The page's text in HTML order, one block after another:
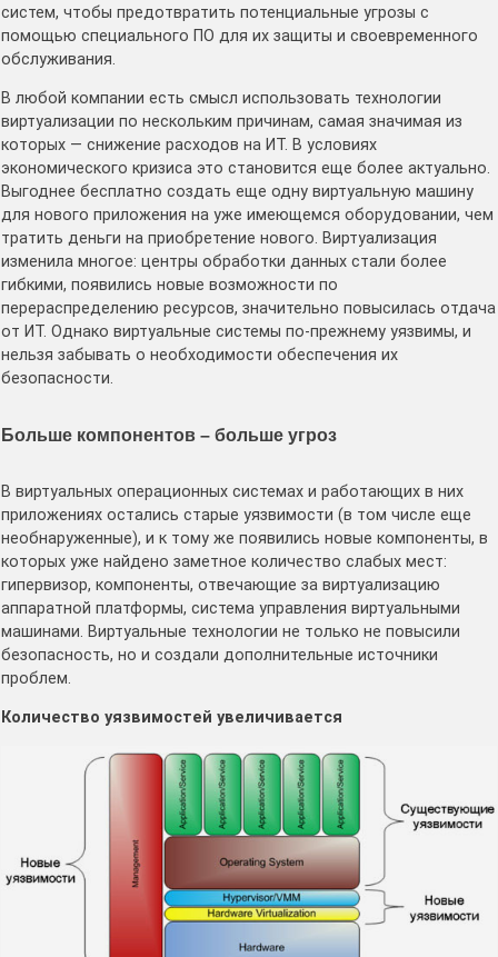
систем, чтобы предотвратить потенциальные угрозы с
помощью специального ПО для их защиты и своевременного
обслуживания.
В любой компании есть смысл использовать технологии
виртуализации по нескольким причинам, самая значимая из
которых — снижение расходов на ИТ. В условиях
экономического кризиса это становится еще более актуально.
Выгоднее бесплатно создать еще одну виртуальную машину
для нового приложения на уже имеющемся оборудовании, чем
тратить деньги на приобретение нового. Виртуализация
изменила многое: центры обработки данных стали более
гибкими, появились новые возможности по
перераспределению ресурсов, значительно повысилась отдача
от ИТ. Однако виртуальные системы по-прежнему уязвимы, и
нельзя забывать о необходимости обеспечения их
безопасности.
Больше компонентов – больше угроз
В виртуальных операционных системах и работающих в них
приложениях остались старые уязвимости (в том числе еще
необнаруженные), и к тому же появились новые компоненты, в
которых уже найдено заметное количество слабых мест:
гипервизор, компоненты, отвечающие за виртуализацию
аппаратной платформы, система управления виртуальными
машинами. Виртуальные технологии не только не повысили
безопасность, но и создали дополнительные источники
проблем.
Количество уязвимостей увеличивается